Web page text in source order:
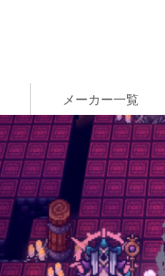
メーカー一覧